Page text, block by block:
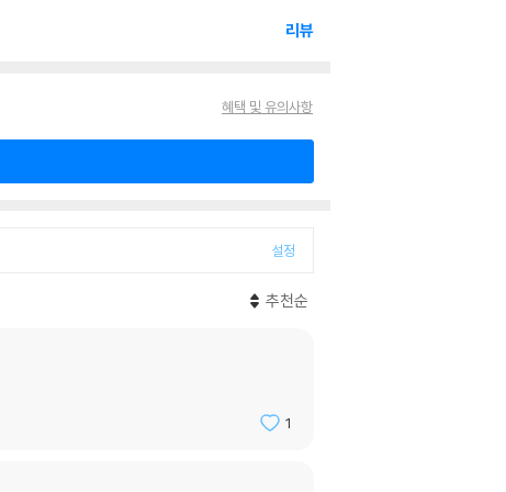
리뷰
혜택 및 유의사항
설정
추천순
1